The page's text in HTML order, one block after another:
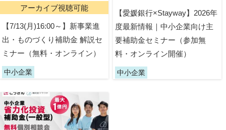
アーカイブ視聴可能
【7/13(月)16:00～】新事業進
出・ものづくり補助金 解説セ
ミナー（無料・オンライン）
中小企業
【愛媛銀行×Stayway】2026年
度最新情報｜中小企業向け主
要補助金セミナー（参加無
料・オンライン開催）
中小企業